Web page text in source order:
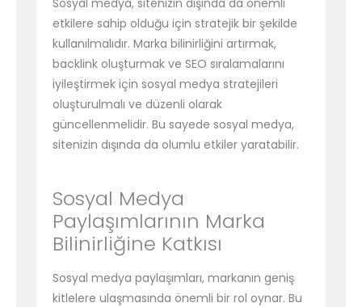
Sosyal medya, sitenizin dışında da önemli
etkilere sahip olduğu için stratejik bir şekilde
kullanılmalıdır. Marka bilinirliğini artırmak,
backlink oluşturmak ve SEO sıralamalarını
iyileştirmek için sosyal medya stratejileri
oluşturulmalı ve düzenli olarak
güncellenmelidir. Bu sayede sosyal medya,
sitenizin dışında da olumlu etkiler yaratabilir.
Sosyal Medya
Paylaşımlarının Marka
Bilinirliğine Katkısı
Sosyal medya paylaşımları, markanın geniş
kitlelere ulaşmasında önemli bir rol oynar. Bu